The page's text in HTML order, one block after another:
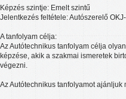
Képzés szintje: Emelt szintű
Jelentkezés feltétele: Autószerelő
A tanfolyam célja:
Az Autótechnikus tanfolyam célja
képzése, akik a szakmai ismeretek
végezni.
Az Autótechnikus tanfolyamot ajánljuk